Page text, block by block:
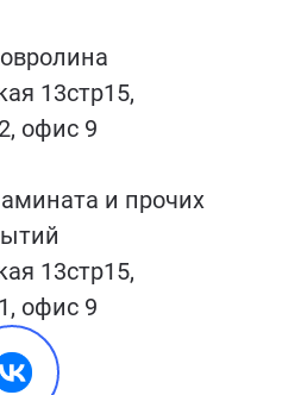
13стр15,
офис 9
и прочих
13стр15,
офис 9